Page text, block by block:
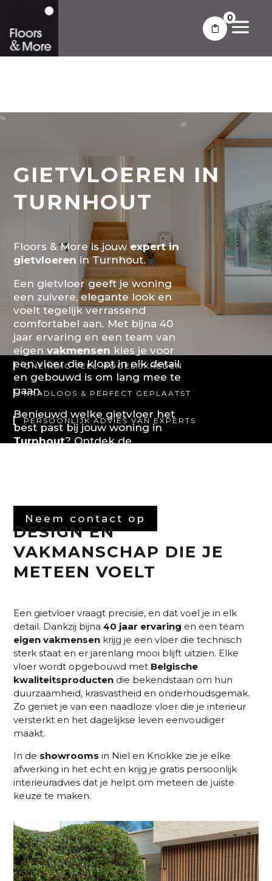
0
GIETVLOEREN IN
TURNHOUT
Floors & More is jouwexpert in
gietvloeren in Turnhout.
Een gietvloer geeft je woning
een zuivere, elegante look en
voelt tegelijk verrassend
comfortabel aan. Met bijna 40
jaar ervaring en een team van
eigenvakmensen kies je voor
een vloer die klopt in elk detail
en gebouwd is om lang mee te
gaan.
Benieuwd welke gietvloer het
best past bij jouw woning in
Turnhout? Ontdek de
Neem contact op
ONEINDIG VEEL MOGELIJKHEDEN
NAADLOOS & PERFECT GEPLAATST
PERSOONLIJK ADVIES VAN EXPERTS
DESIGN EN
VAKMANSCHAP DIE JE
METEEN VOELT
Een gietvloer vraagt precisie, en dat voel je in elk
detail. Dankzij bijna40 jaar ervaring en een team
eigen vakmensen krijg je een vloer die technisch
sterk staat en er jarenlang mooi blijft uitzien. Elke
vloer wordt opgebouwd met Belgische
kwaliteitsproducten die bekendstaan om hun
duurzaamheid, krasvastheid en onderhoudsgemak.
Zo geniet je van een naadloze vloer die je interieur
versterkt en het dagelijkse leven eenvoudiger
maakt.
In de showrooms in Niel en Knokke zie je elke
afwerking in het echt en krijg je gratis persoonlijk
interieuradvies dat je helpt om meteen de juiste
keuze te maken.